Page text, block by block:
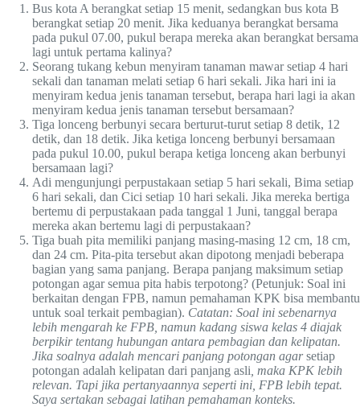
Bus kota A berangkat setiap 15 menit, sedangkan bus kota B
berangkat setiap 20 menit. Jika keduanya berangkat bersama
pada pukul 07.00, pukul berapa mereka akan berangkat bersama
lagi untuk pertama kalinya?
Seorang tukang kebun menyiram tanaman mawar setiap 4 hari
sekali dan tanaman melati setiap 6 hari sekali. Jika hari ini ia
menyiram kedua jenis tanaman tersebut, berapa hari lagi ia akan
menyiram kedua jenis tanaman tersebut bersamaan?
Tiga lonceng berbunyi secara berturut-turut setiap 8 detik, 12
detik, dan 18 detik. Jika ketiga lonceng berbunyi bersamaan
pada pukul 10.00, pukul berapa ketiga lonceng akan berbunyi
bersamaan lagi?
Adi mengunjungi perpustakaan setiap 5 hari sekali, Bima setiap
6 hari sekali, dan Cici setiap 10 hari sekali. Jika mereka bertiga
bertemu di perpustakaan pada tanggal 1 Juni, tanggal berapa
mereka akan bertemu lagi di perpustakaan?
Tiga buah pita memiliki panjang masing-masing 12 cm, 18 cm,
dan 24 cm. Pita-pita tersebut akan dipotong menjadi beberapa
bagian yang sama panjang. Berapa panjang maksimum setiap
potongan agar semua pita habis terpotong? (Petunjuk: Soal ini
berkaitan dengan FPB, namun pemahaman KPK bisa membantu
untuk soal terkait pembagian). Catatan: Soal ini sebenarnya
lebih mengarah ke FPB, namun kadang siswa kelas 4 diajak
berpikir tentang hubungan antara pembagian dan kelipatan.
Jika soalnya adalah mencari panjang potongan agarsetiap
potongan adalah kelipatan dari panjang asli , maka KPK lebih
relevan. Tapi jika pertanyaannya seperti ini, FPB lebih tepat.
Saya sertakan sebagai latihan pemahaman konteks.